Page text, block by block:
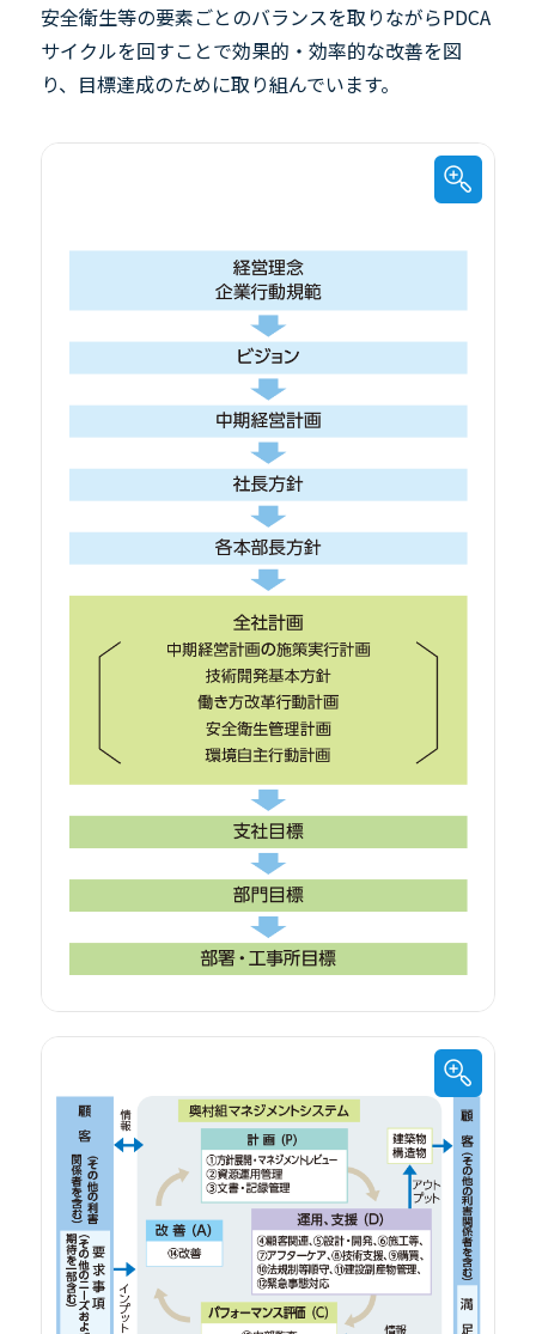
安全衛生等の要素ごとのバランスを取りながらPDCA
サイクルを回すことで効果的・効率的な改善を図
り、目標達成のために取り組んでいます。